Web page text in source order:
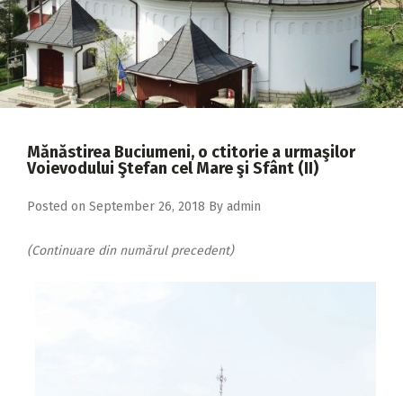
2018
2017
2016
2015
2014
2013
2012
2011
Mănăstirea Buciumeni, o ctitorie a urmaşilor
Voievodului Ştefan cel Mare şi Sfânt (II)
Posted on September 26, 2018 By admin
(Continuare din numărul precedent)